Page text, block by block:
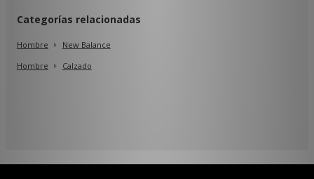
Categorías relacionadas
Hombre
New Balance
Hombre
Calzado